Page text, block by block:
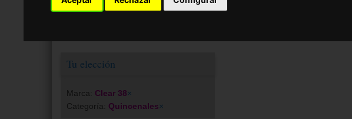
Tu elección
Marca: Clear 38×
Categoría: Quincenales×